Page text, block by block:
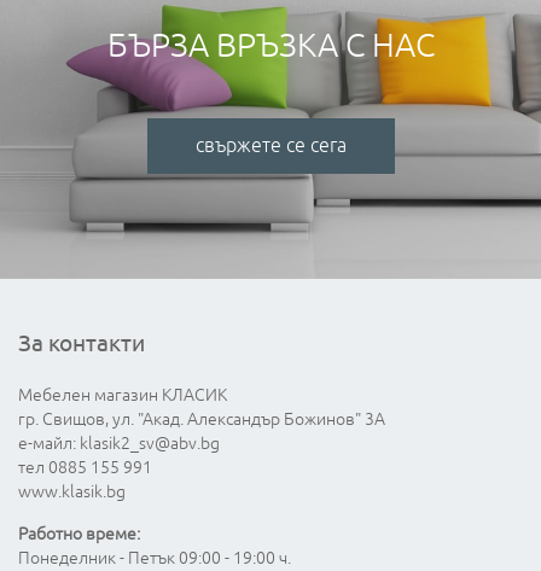
БЪРЗА ВРЪЗКА С НАС
свържете се сега
За контакти
Мебелен магазин КЛАСИК
гр. Свищов, ул. "Акад. Александър Божинов" 3А
е-майл: klasik2_sv@abv.bg
тел 0885 155 991
www.klasik.bg
Работно време:
Понеделник - Петък 09:00 - 19:00 ч.